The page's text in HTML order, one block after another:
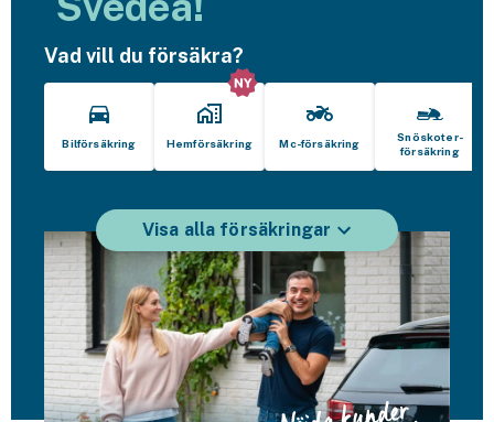
Fordon
Snöskoterförsäkring
ATV-försäkring
Släpvagnsförsäkring
Husvagnsförsäkring
Motorcykel
Mc-försäkring
Märkesförsäkringar
Vad vill du försäkra?
Bilförsäkring Hemförsäkring Mc-försäkring
Snöskoter­
försäkring
Visa alla försäkringar